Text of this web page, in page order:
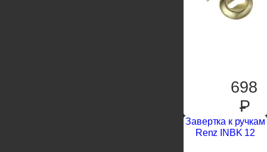
698
P
Завертка к ручкам
Renz INBK 12